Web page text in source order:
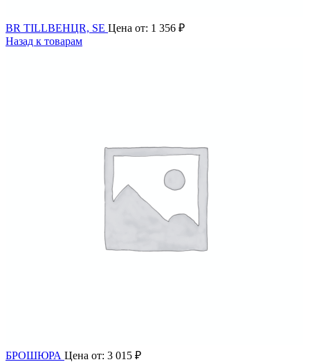
BR TILLBEHЦR, SE Цена от: 1 356 ₽
Назад к товарам
БРОШЮРА Цена от: 3 015 ₽